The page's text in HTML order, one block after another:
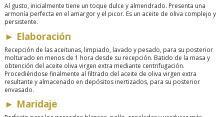
Al gusto, inicialmente tiene un toque dulce y almendrado. Presenta una
armonía perfecta en el amargor y el picor. Es un aceite de oliva complejo y
persistente.
► Elaboración
Recepción de las aceitunas, limpiado, lavado y pesado, para su posterior
molturado en menos de 1 hora desde su recepción. Batido de la masa y
obtención del aceite oliva virgen extra mediante centrifugación.
Procediéndose finalmente al filtrado del aceite de oliva virgen extra
resultante y almacenado en depósitos inertizados, para su posterior
envasado.
► Maridaje